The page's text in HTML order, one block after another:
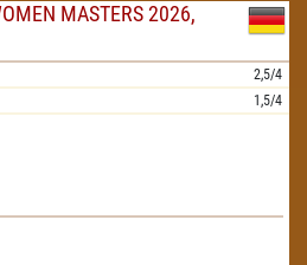
MASTERS 2026,
2,5/4
1,5/4